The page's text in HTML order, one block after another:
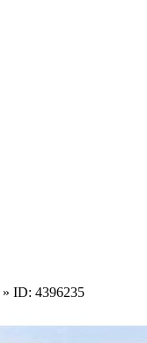
» ID: 4396235